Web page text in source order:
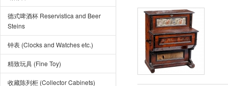
德式啤酒杯 Reservistica and Beer
Steins
钟表 (Clocks and Watches etc.)
精致玩具 (Fine Toy)
收藏陈列柜 (Collector Cabinets)